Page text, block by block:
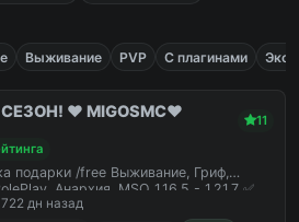
Выживание PVP С плагинами
❤️ MIGOSMC❤️
11
подарки /free Выживание, Гриф,
Анархия, MSO 1.16.5 - 1.21.7 ✅
дн назад